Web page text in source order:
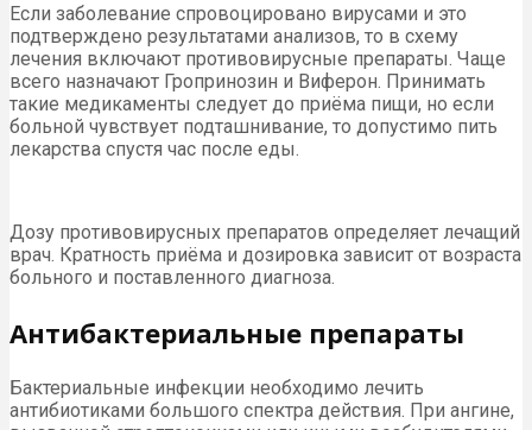
Если заболевание спровоцировано вирусами и это
подтверждено результатами анализов, то в схему
лечения включают противовирусные препараты. Чаще
всего назначают Гропринозин и Виферон. Принимать
такие медикаменты следует до приёма пищи, но если
больной чувствует подташнивание, то допустимо пить
лекарства спустя час после еды.
Дозу противовирусных препаратов определяет лечащий
врач. Кратность приёма и дозировка зависит от возраста
больного и поставленного диагноза.
Антибактериальные препараты
Бактериальные инфекции необходимо лечить
антибиотиками большого спектра действия. При ангине,